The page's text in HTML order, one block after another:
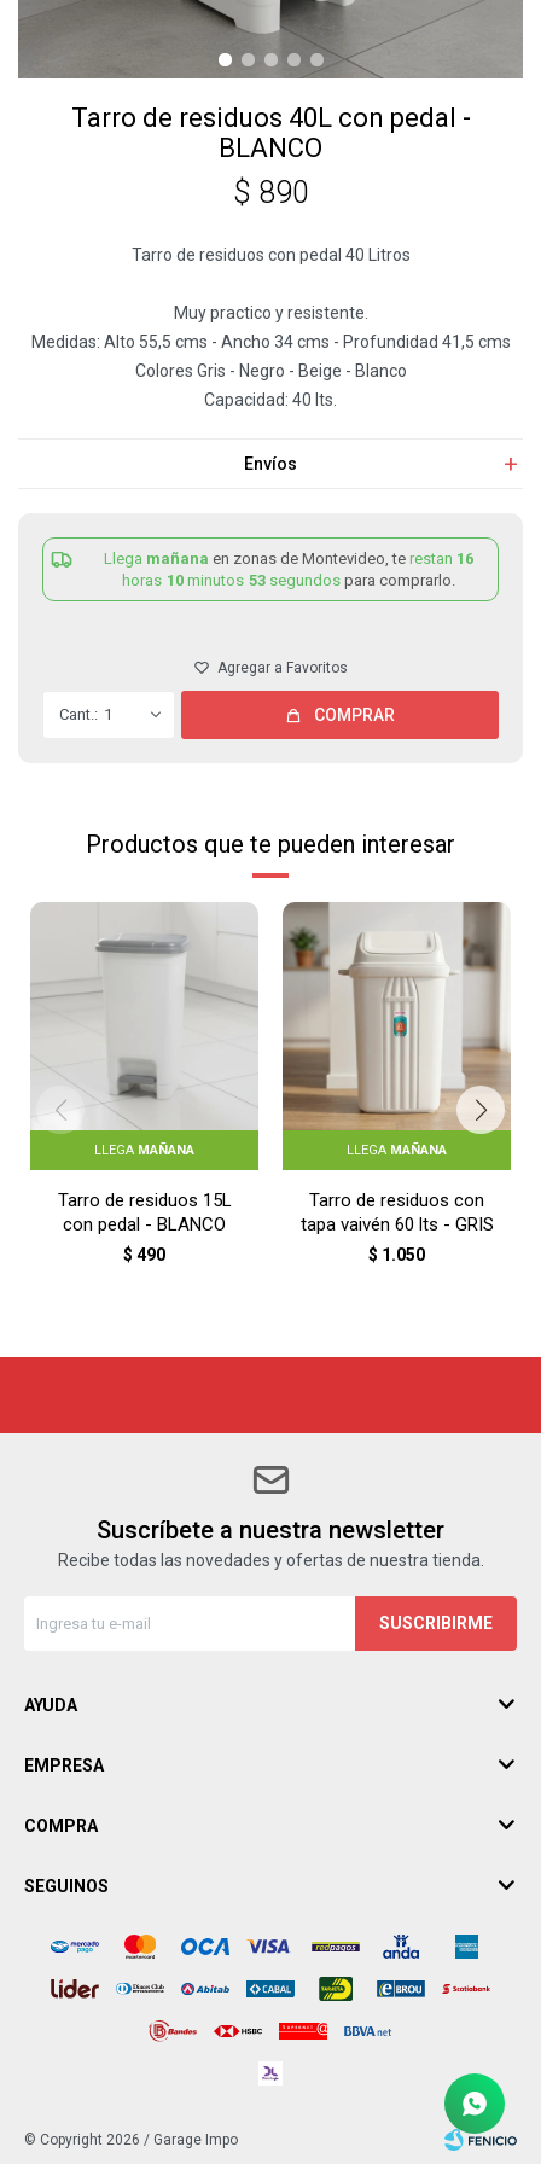
Tarro de residuos 40L con pedal -
BLANCO
$ 890
Tarro de residuos con pedal 40 Litros
Muy practico y resistente.
Medidas: Alto 55,5 cms - Ancho 34 cms - Profundidad 41,5 cms
Colores Gris - Negro - Beige - Blanco
Capacidad: 40 lts.
Envíos
Llega mañana en zonas de Montevideo, te restan 16
horas 10 minutos 53 segundos para comprarlo.
1 COMPRAR
Productos que te pueden interesar
LLEGA MAÑANA
Tarro de residuos 15L
con pedal - BLANCO
$ 490
LLEGA MAÑANA
Tarro de residuos con
tapa vaivén 60 lts - GRIS
$ 1.050
Suscríbete a nuestra newsletter
Recibe todas las novedades y ofertas de nuestra tienda.
SUSCRIBIRME
AYUDA
EMPRESA
COMPRA
SEGUINOS
© Copyright 2026 / Garage Impo